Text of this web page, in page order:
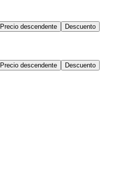
Precio descendente Descuento
Precio descendente Descuento